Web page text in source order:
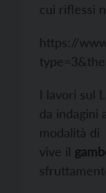
cui riflessi
https://
I lavori sul
da indagini
modalità di
vive il